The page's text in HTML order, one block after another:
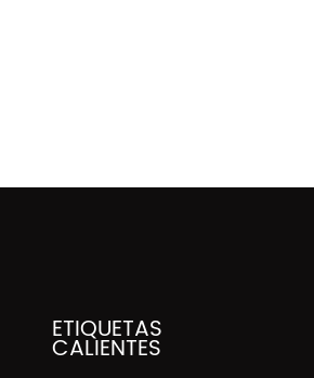
ETIQUETAS
CALIENTES